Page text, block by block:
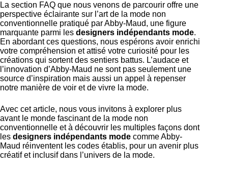
La section FAQ que nous venons de parcourir offre une
perspective éclairante sur l’art de la mode non
conventionnelle pratiqué par Abby-Maud, une figure
marquante parmi les designers indépendants mode.
En abordant ces questions, nous espérons avoir enrichi
votre compréhension et attisé votre curiosité pour les
créations qui sortent des sentiers battus. L’audace et
l’innovation d’Abby-Maud ne sont pas seulement une
source d’inspiration mais aussi un appel à repenser
notre manière de voir et de vivre la mode.
Avec cet article, nous vous invitons à explorer plus
avant le monde fascinant de la mode non
conventionnelle et à découvrir les multiples façons dont
les designers indépendants mode comme Abby-
Maud réinventent les codes établis, pour un avenir plus
créatif et inclusif dans l’univers de la mode.